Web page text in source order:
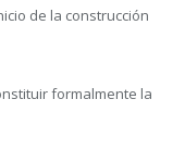
de la construcción
formalmente la